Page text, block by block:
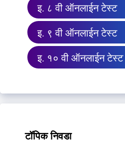
इ. ८ वी ऑनलाईन टेस्ट
इ. ९ वी ऑनलाईन टेस्ट
इ. १० वी ऑनलाईन टेस्ट
टॉपिक निवडा